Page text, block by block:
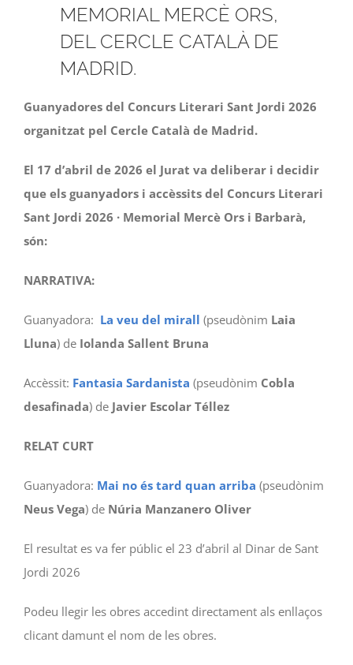
MEMORIAL MERCÈ ORS,
DEL CERCLE CATALÀ DE
MADRID.
Guanyadores del Concurs Literari Sant Jordi 2026
organitzat pel Cercle Català de Madrid.
El 17 d’abril de 2026 el Jurat va deliberar i decidir
que els guanyadors i accèssits del Concurs Literari
Sant Jordi 2026 · Memorial Mercè Ors i Barbarà,
són:
NARRATIVA:
Guanyadora: La veu del mirall (pseudònim Laia
Lluna) de Iolanda Sallent Bruna
Accèssit: Fantasia Sardanista (pseudònim Cobla
desafinada) de Javier Escolar Téllez
RELAT CURT
Guanyadora: Mai no és tard quan arriba (pseudònim
Neus Vega) de Núria Manzanero Oliver
El resultat es va fer públic el 23 d’abril al Dinar de Sant
Jordi 2026
Podeu llegir les obres accedint directament als enllaços
clicant damunt el nom de les obres.